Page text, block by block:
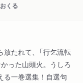
くる
たれて、「行乞流転
った山頭火。うしろ
る一巻選集！自選句